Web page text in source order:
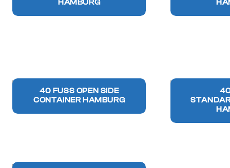
HAMBURG
40 FUSS OPEN SIDE C
ONTAINER HAMBURG
40